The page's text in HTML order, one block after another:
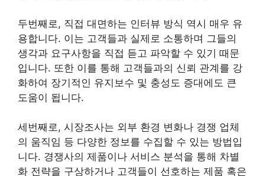
두번째로, 직접 대면하는 인터뷰 방식 역시 매우 유
용합니다. 이는 고객들과 실제로 소통하며 그들의
생각과 요구사항을 직접 듣고 파악할 수 있기 때문
입니다. 또한 이를 통해 고객들과의 신뢰 관계를 강
화하여 장기적인 유지보수 및 충성도 증대에도 큰
도움이 됩니다.
세번째로, 시장조사는 외부 환경 변화나 경쟁 업체
의 움직임 등 다양한 정보를 수집할 수 있는 방법입
니다. 경쟁사의 제품이나 서비스 분석을 통해 차별
화 전략을 구상하거나 고객들이 선호하는 제품 혹은